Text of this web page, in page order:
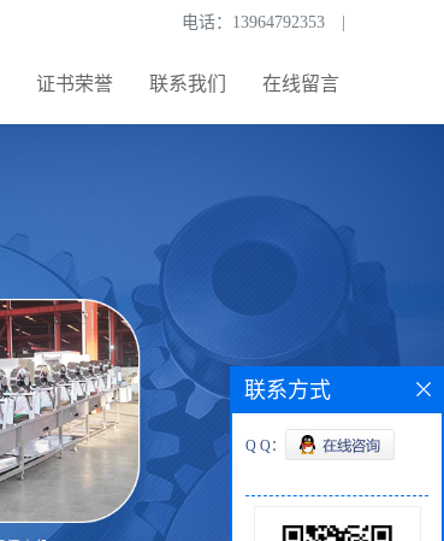
电话： 13964792353
证书荣誉 联系我们 在线留言
联系方式
Q Q：